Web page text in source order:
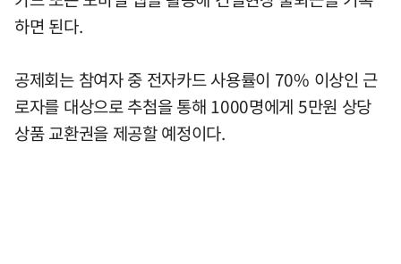
하면 된다.
공제회는 참여자 중 전자카드 사용률이 70% 이상인 근
로자를 대상으로 추첨을 통해 1000명에게 5만원 상당
상품 교환권을 제공할 예정이다.